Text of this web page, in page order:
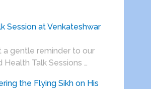
Session at Venkateshwar
a gentle reminder to our
Health Talk Sessions …
the Flying Sikh on His